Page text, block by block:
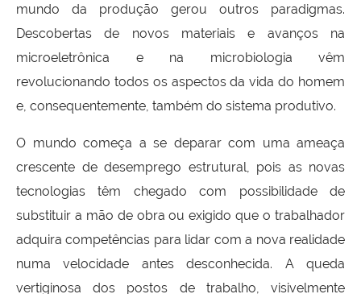
mundo da produção gerou outros paradigmas.
Descobertas de novos materiais e avanços na
microeletrônica e na microbiologia vêm
revolucionando todos os aspectos da vida do homem
e, consequentemente, também do sistema produtivo.
O mundo começa a se deparar com uma ameaça
crescente de desemprego estrutural, pois as novas
tecnologias têm chegado com possibilidade de
substituir a mão de obra ou exigido que o trabalhador
adquira competências para lidar com a nova realidade
numa velocidade antes desconhecida. A queda
vertiginosa dos postos de trabalho, visivelmente